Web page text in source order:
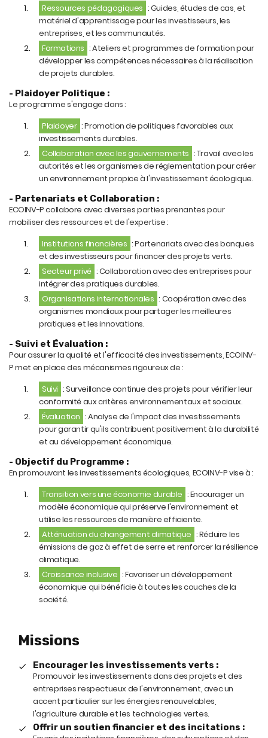
Ressources pédagogiques : Guides, études de cas, et
matériel d'apprentissage pour les investisseurs, les
entreprises, et les communautés.
Formations : Ateliers et programmes de formation pour
développer les compétences nécessaires à la réalisation
de projets durables.
- Plaidoyer Politique :
Le programme s'engage dans :
Plaidoyer : Promotion de politiques favorables aux
investissements durables.
Collaboration avec les gouvernements : Travail avec les
autorités et les organismes de réglementation pour créer
un environnement propice à l'investissement écologique.
- Partenariats et Collaboration :
ECOINV-P collabore avec diverses parties prenantes pour
mobiliser des ressources et de l'expertise :
Institutions financières : Partenariats avec des banques
et des investisseurs pour financer des projets verts.
Secteur privé : Collaboration avec des entreprises pour
intégrer des pratiques durables.
Organisations internationales : Coopération avec des
organismes mondiaux pour partager les meilleures
pratiques et les innovations.
- Suivi et Évaluation :
Pour assurer la qualité et l'efficacité des investissements, ECOINV-
P met en place des mécanismes rigoureux de :
Suivi : Surveillance continue des projets pour vérifier leur
conformité aux critères environnementaux et sociaux.
Évaluation : Analyse de l'impact des investissements
pour garantir qu'ils contribuent positivement à la durabilité
et au développement économique.
- Objectif du Programme :
En promouvant les investissements écologiques, ECOINV-P vise à :
Transition vers une économie durable : Encourager un
modèle économique qui préserve l'environnement et
utilise les ressources de manière efficiente.
Atténuation du changement climatique : Réduire les
émissions de gaz à effet de serre et renforcer la résilience
climatique.
Croissance inclusive : Favoriser un développement
économique qui bénéficie à toutes les couches de la
société.
Missions
Encourager les investissements verts :
Promouvoir les investissements dans des projets et des
entreprises respectueux de l'environnement, avec un
accent particulier sur les énergies renouvelables,
l'agriculture durable et les technologies vertes.
Offrir un soutien financier et des incitations :